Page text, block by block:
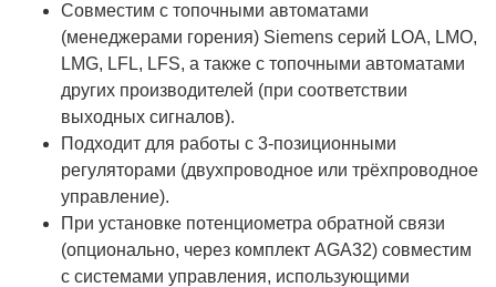
Совместим с топочными автоматами
(менеджерами горения) Siemens серий LOA, LMO,
LMG, LFL, LFS, а также с топочными автоматами
других производителей (при соответствии
выходных сигналов).
Подходит для работы с 3-позиционными
регуляторами (двухпроводное или трёхпроводное
управление).
При установке потенциометра обратной связи
(опционально, через комплект AGA32) совместим
с системами управления, использующими